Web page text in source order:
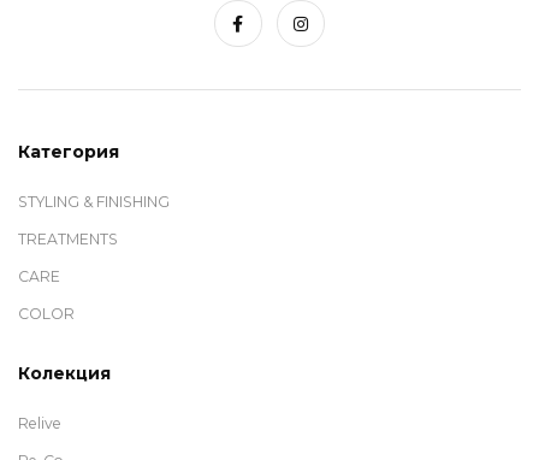
Категория
STYLING & FINISHING
TREATMENTS
CARE
COLOR
Колекция
Relive